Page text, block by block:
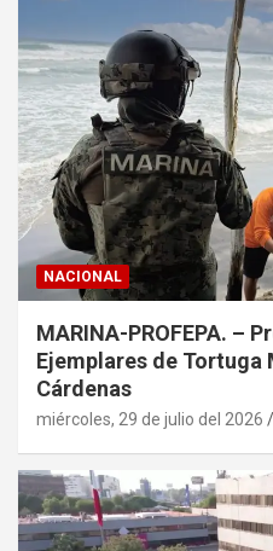
NACIONAL
MARINA-PROFEPA. –
Ejemplares de Tortuga
Cárdenas
miércoles, 29 de julio del 2026